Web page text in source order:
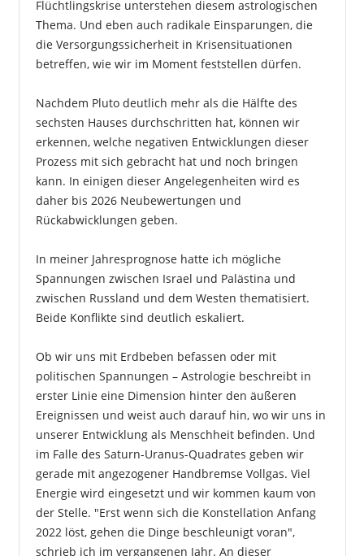
Flüchtlingskrise unterstehen diesem astrologischen
Thema. Und eben auch radikale Einsparungen, die
die Versorgungssicherheit in Krisensituationen
betreffen, wie wir im Moment feststellen dürfen.
Nachdem Pluto deutlich mehr als die Hälfte des
sechsten Hauses durchschritten hat, können wir
erkennen, welche negativen Entwicklungen dieser
Prozess mit sich gebracht hat und noch bringen
kann. In einigen dieser Angelegenheiten wird es
daher bis 2026 Neubewertungen und
Rückabwicklungen geben.
In meiner Jahresprognose hatte ich mögliche
Spannungen zwischen Israel und Palästina und
zwischen Russland und dem Westen thematisiert.
Beide Konflikte sind deutlich eskaliert.
Ob wir uns mit Erdbeben befassen oder mit
politischen Spannungen – Astrologie beschreibt in
erster Linie eine Dimension hinter den äußeren
Ereignissen und weist auch darauf hin, wo wir uns in
unserer Entwicklung als Menschheit befinden. Und
im Falle des Saturn-Uranus-Quadrates geben wir
gerade mit angezogener Handbremse Vollgas. Viel
Energie wird eingesetzt und wir kommen kaum von
der Stelle. "Erst wenn sich die Konstellation Anfang
2022 löst, gehen die Dinge beschleunigt voran",
schrieb ich im vergangenen Jahr. An dieser